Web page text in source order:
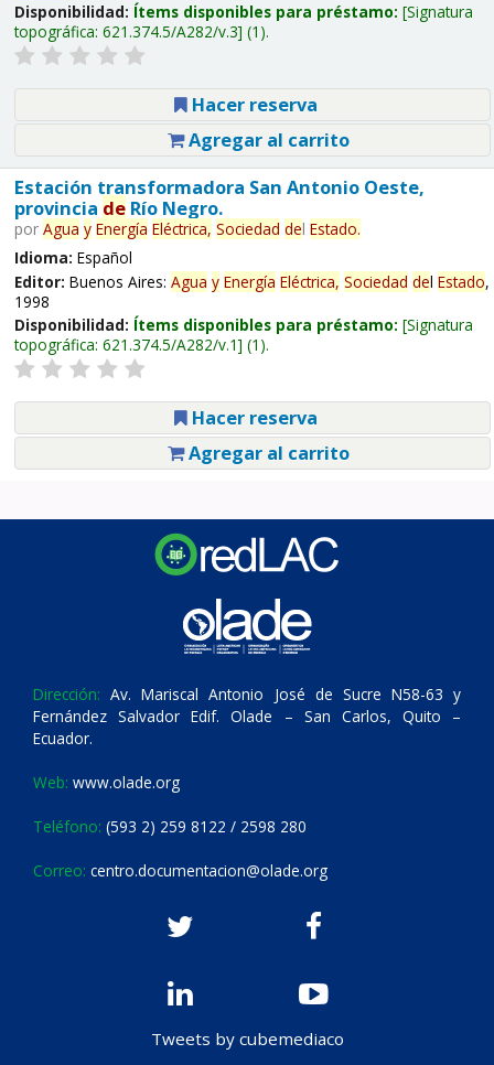
Disponibilidad: Ítems disponibles para préstamo: Signatura
topográfica: 621.374.5/A282/v.3 (1).
Hacer reserva
Agregar al carrito
Estación transformadora San Antonio Oeste,
provincia deRío Negro.
por Agua y Energía Eléctrica, Sociedad del Estado.
Idioma: Español
Editor: Buenos Aires: Agua y Energía Eléctrica, Sociedad del Estado,
1998
Disponibilidad: Ítems disponibles para préstamo: Signatura
topográfica: 621.374.5/A282/v.1 (1).
Hacer reserva
Agregar al carrito
Dirección: Av. Mariscal Antonio José de Sucre N58-63 y
Fernández Salvador Edif. Olade – San Carlos, Quito –
Ecuador.
Web: www.olade.org
Teléfono: (593 2) 259 8122 / 2598 280
Correo: centro.documentacion@olade.org
Tweets by cubemediaco